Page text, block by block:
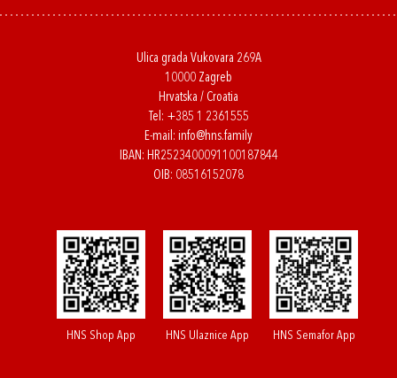
Ulica grada Vukovara 269A
10000 Zagreb
Hrvatska / Croatia
Tel: +385 1 2361555
E-mail: info@hns.family
IBAN: HR2523400091100187844
OIB: 08516152078
HNS Shop App HNS Ulaznice App HNS Semafor App